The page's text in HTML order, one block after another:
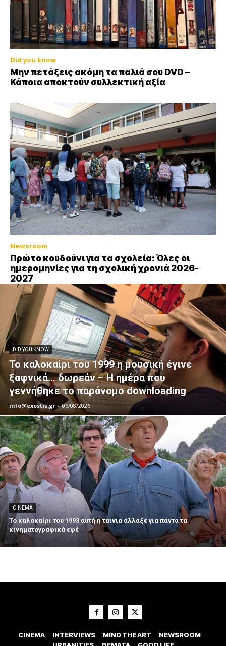
Did you know
Μην πετάξεις ακόμη τα παλιά σου DVD –
Κάποια αποκτούν συλλεκτική αξία
Newsroom
Πρώτο κουδούνι για τα σχολεία: Όλες οι
ημερομηνίες για τη σχολική χρονιά 2026-
2027
DID YOU KNOW
Το καλοκαίρι του 1999 η μουσική έγινε
ξαφνικά… δωρεάν – Η ημέρα που
γεννήθηκε το παράνομο downloading
info@exostis.gr - 06/08/2026
CINEMA
Το καλοκαίρι του 1993 αυτή η ταινία άλλαξε για πάντα τα
κινηματογραφικά εφέ
CINEMA INTERVIEWS MIND THE ART
NEWSROOM